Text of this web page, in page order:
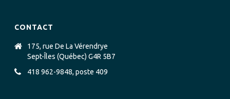
CONTACT
175, rue De La Vérendrye
Sept-Îles (Québec) G4R 5B7
418 962-9848, poste 409